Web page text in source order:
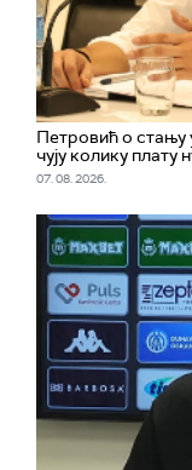
Петровић о стању
чују колику плату
07. 08. 2026.